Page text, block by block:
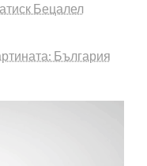
Бецалел
България